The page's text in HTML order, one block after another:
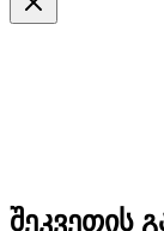
შეკვეთის